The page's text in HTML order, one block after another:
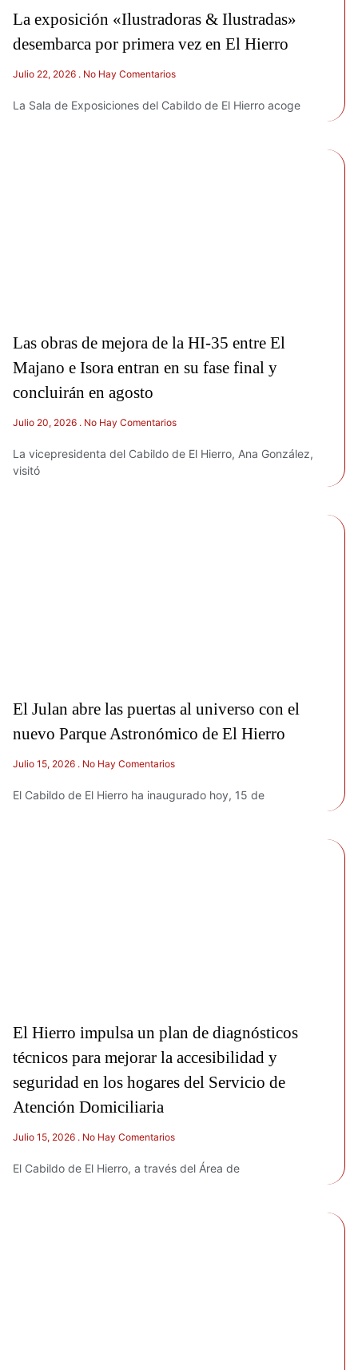
La exposición «Ilustradoras & Ilustradas»
desembarca por primera vez en El Hierro
Julio 22, 2026 No Hay Comentarios
La Sala de Exposiciones del Cabildo de El Hierro acoge
Las obras de mejora de la HI-35 entre El
Majano e Isora entran en su fase final y
concluirán en agosto
Julio 20, 2026 No Hay Comentarios
La vicepresidenta del Cabildo de El Hierro, Ana González,
visitó
El Julan abre las puertas al universo con el
nuevo Parque Astronómico de El Hierro
Julio 15, 2026 No Hay Comentarios
El Cabildo de El Hierro ha inaugurado hoy, 15 de
El Hierro impulsa un plan de diagnósticos
técnicos para mejorar la accesibilidad y
seguridad en los hogares del Servicio de
Atención Domiciliaria
Julio 15, 2026 No Hay Comentarios
El Cabildo de El Hierro, a través del Área de